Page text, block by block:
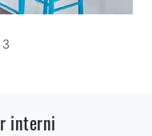
3
interni